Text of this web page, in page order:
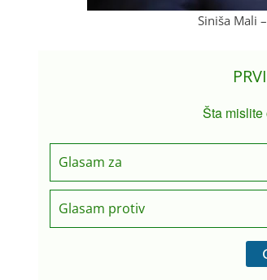
Siniša Mali
Šta mislite
Glasam za
Glasam protiv